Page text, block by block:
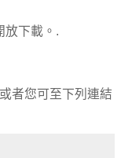
放下載。.
者您可至下列連結